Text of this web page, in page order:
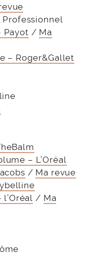
Professionnel
Payot / Ma
– Roger&Gallet
– L’Oréal
/ Ma revue
/ Ma